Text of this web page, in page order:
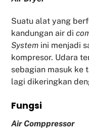
Suatu alat yang
kandungan air di
System ini menjadi
kompresor. Udara
sebagian masuk ke
lagi dikeringkan
Fungsi
Air Comppressor